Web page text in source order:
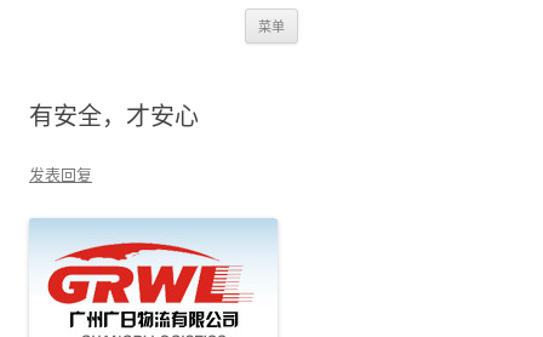
菜单
有安全，才安心
发表回复